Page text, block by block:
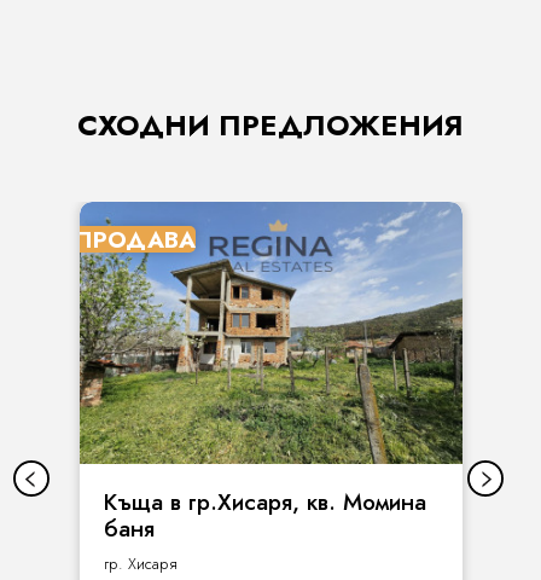
СХОДНИ ПРЕДЛОЖЕНИЯ
ПРОДАВА
Къща в гр.Хисаря, кв. Момина
баня
гр. Хисаря